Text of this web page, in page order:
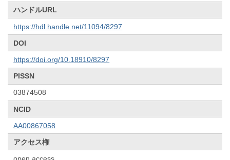
ハンドルURL
https://hdl.handle.net/11094/8297
DOI
https://doi.org/10.18910/8297
PISSN
03874508
NCID
AA00867058
アクセス権